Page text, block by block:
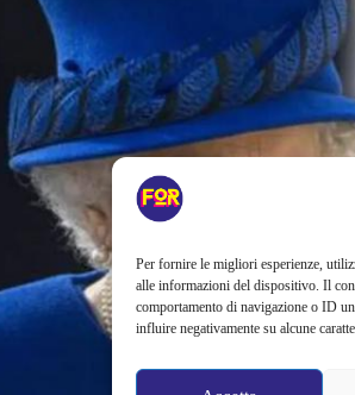
Per fornire le migliori esperienze,
alle informazioni del dispositivo. Il
comportamento di navigazione o ID
influire negativamente su alcune